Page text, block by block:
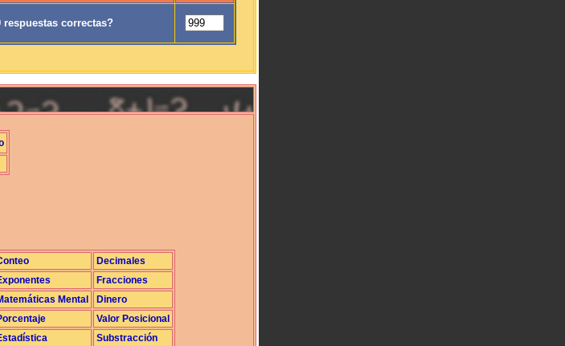
correctas?
Decimales
Fracciones
Mental
Dinero
Valor Posicional
Substracción